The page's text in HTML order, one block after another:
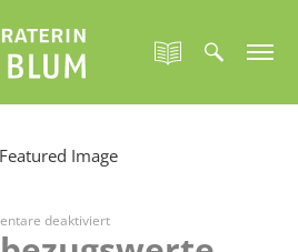
deaktiviertfür
Neue